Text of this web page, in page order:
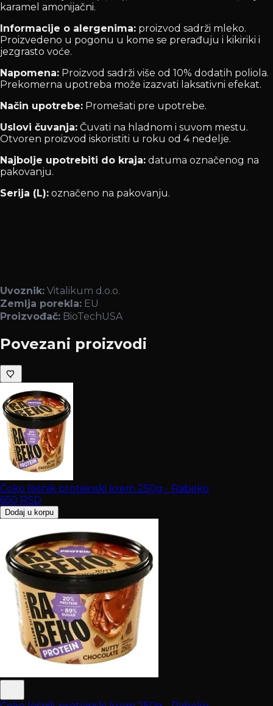
karamel amonijačni.
Informacije o alergenima: proizvod sadrži mleko.
Proizvedeno u pogonu u kome se prerađuju i kikiriki i
jezgrasto voće.
Napomena: Proizvod sadrži više od 10% dodatih poliola.
Prekomerna upotreba može izazvati laksativni efekat.
Način upotrebe: Promešati pre upotrebe.
Uslovi čuvanja: Čuvati na hladnom i suvom mestu.
Otvoren proizvod iskoristiti u roku od 4 nedelje.
Najbolje upotrebiti do kraja: datuma označenog na
pakovanju.
Serija (L): označeno na pakovanju.
Uvoznik: Vitalikum d.o.o.
Zemlja porekla: EU
Proizvođač: BioTechUSA
Povezani proizvodi
Čoko lešnik proteinski krem 250g - Rabeko
650 RSD
Dodaj u korpu